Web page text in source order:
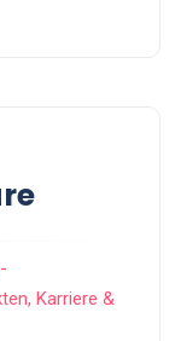
Karriere &